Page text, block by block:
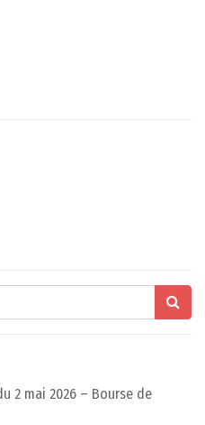
2 mai 2026 – Bourse de